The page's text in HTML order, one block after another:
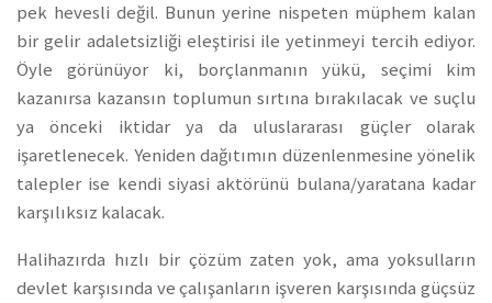
pek hevesli değil. Bunun yerine nispeten müphem kalan
bir gelir adaletsizliği eleştirisi ile yetinmeyi tercih ediyor.
Öyle görünüyor ki, borçlanmanın yükü, seçimi kim
kazanırsa kazansın toplumun sırtına bırakılacak ve suçlu
ya önceki iktidar ya da uluslararası güçler olarak
işaretlenecek. Yeniden dağıtımın düzenlenmesine yönelik
talepler ise kendi siyasi aktörünü bulana/yaratana kadar
karşılıksız kalacak.
Halihazırda hızlı bir çözüm zaten yok, ama yoksulların
devlet karşısında ve çalışanların işveren karşısında güçsüz